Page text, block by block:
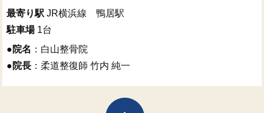
最寄り駅 JR横浜線 鴨居駅
駐車場1台
●院名 ：白山整骨院
●院長 ：柔道整復師 竹内 純一